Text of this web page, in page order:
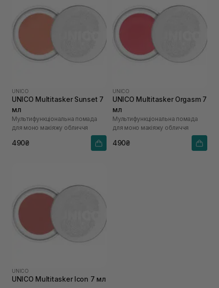
UNICO
UNICO Multitasker Sunset 7
мл
Мультифункціональна помада
для моно макіяжу обличчя
490₴
UNICO
UNICO Multitasker Orgasm 7
мл
Мультифункціональна помада
для моно макіяжу обличчя
490₴
UNICO
UNICO Multitasker Icon 7 мл